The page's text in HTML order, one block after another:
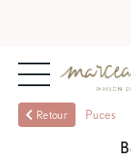
NOUVEAUTÉS
Retour Puces